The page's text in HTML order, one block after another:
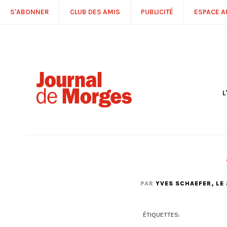
S'ABONNER CLUB DES AMIS PUBLICITÉ ESPACE
PAR YVES SCHAEFER, LE
ÉTIQUETTES: